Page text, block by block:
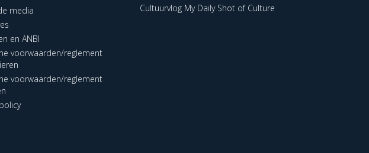
media
en ANBI
voorwaarden/reglement
voorwaarden/reglement
Cultuurvlog My Daily Shot of Culture